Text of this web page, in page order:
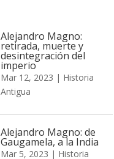
Alejandro Magno:
retirada, muerte y
desintegración del
imperio
Mar 12, 2023 | Historia
Antigua
Alejandro Magno: de
Gaugamela, a la India
Mar 5, 2023 | Historia